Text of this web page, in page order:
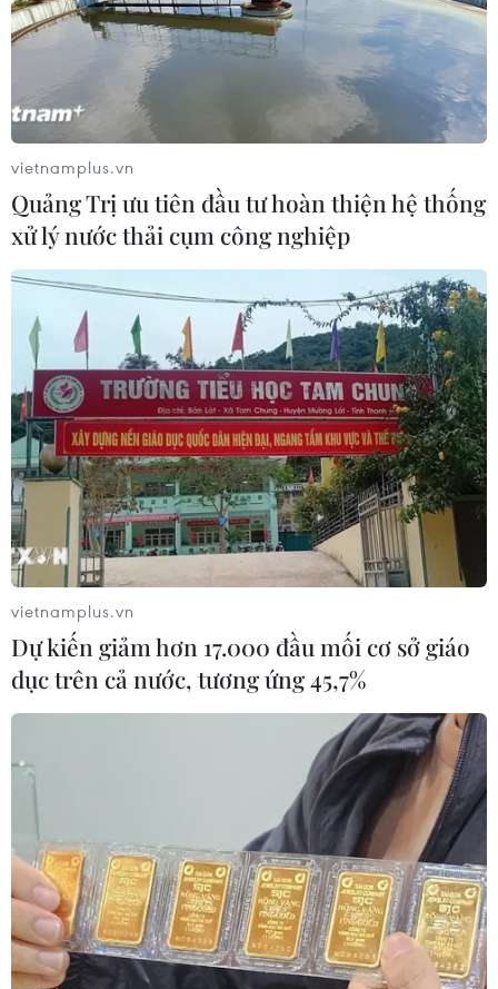
Dịch COVID-19 ngày 18/4: Châu Âu vẫn
''nóng,'' châu Á khả quan hơn
18/04/2020 15:42
Mỹ vẫn chưa kiểm soát được dịch bệnh COVID-19, tình
hình dịch bệnh tại châu Âu vẫn diễn biến nghiêm trọng
trong khi nhiều nước ở châu Á ghi nhận những tín hiệu
tích cực hơn.
vietnamplus.vn
Quảng Trị ưu tiên đầu tư hoàn thiện hệ thống
xử lý nước thải cụm công nghiệp
vietnamplus.vn
Dự kiến giảm hơn 17.000 đầu mối cơ sở giáo
dục trên cả nước, tương ứng 45,7%